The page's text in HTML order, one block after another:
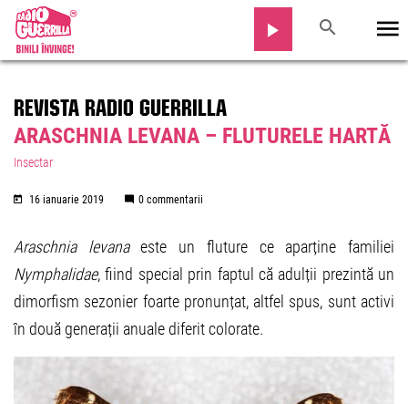
REVISTA RADIO GUERRILLA
ARASCHNIA LEVANA – FLUTURELE HARTĂ
Insectar
16 ianuarie 2019 0 commentarii
Araschnia levanaeste un fluture ce aparține familiei
Nymphalidae, fiind special prin faptul că adulții prezintă un
dimorfism sezonier foarte pronunțat, altfel spus, sunt activi
în două generații anuale diferit colorate.